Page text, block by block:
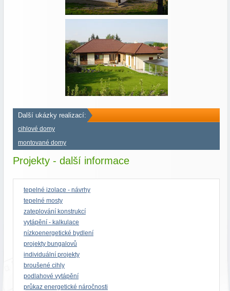
Další ukázky realizací:
cihlové domy
montované domy
Projekty - další informace
tepelné izolace - návrhy
tepelné mosty
zateplování konstrukcí
vytápění - kalkulace
nízkoenergetické bydlení
projekty bungalovů
individuální projekty
broušené cihly
podlahové vytápění
průkaz energetické náročnosti